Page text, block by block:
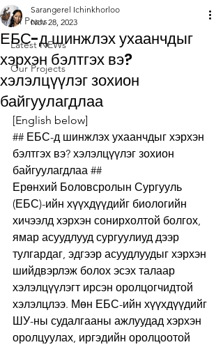
All Posts
Latest NEWs
Our Projects
ЕБС-д шинжлэх ухаанчдыг
хэрхэн бэлтгэх вэ?
хэлэлцүүлэг зохион
байгуулагдлаа
Sarangerel Ichinkhorloo
Nov 28, 2023
[English below]
## ЕБС-д шинжлэх ухаанчдыг хэрхэн
бэлтгэх вэ? хэлэлцүүлэг зохион
байгуулагдлаа ##
Ерөнхий Боловсролын Сургууль
(ЕБС)-ийн хүүхдүүдийг биологийн
хичээлд хэрхэн сонирхолтой болгох,
ямар асуудлууд сургуулиуд дээр
тулгардаг, эдгээр асуудлуудыг хэрхэн
шийдвэрлэж болох эсэх талаар
хэлэлцүүлэгт ирсэн оролцогчидтой
хэлэлцлээ. Мөн ЕБС-ийн хүүхдүүдийг
ШУ-ны судалгааны ажлуудад хэрхэн
оролцуулах, иргэдийн оролцоотой